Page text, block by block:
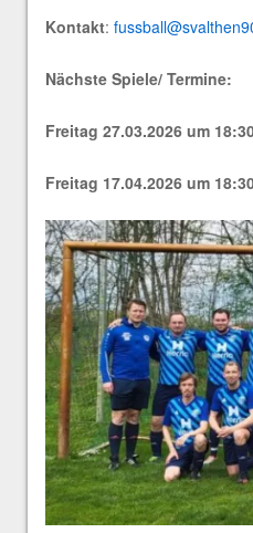
Kontakt:
Nächste Spiele/ Termine:
Freitag 27.03.2026 um
Freitag 17.04.2026 um